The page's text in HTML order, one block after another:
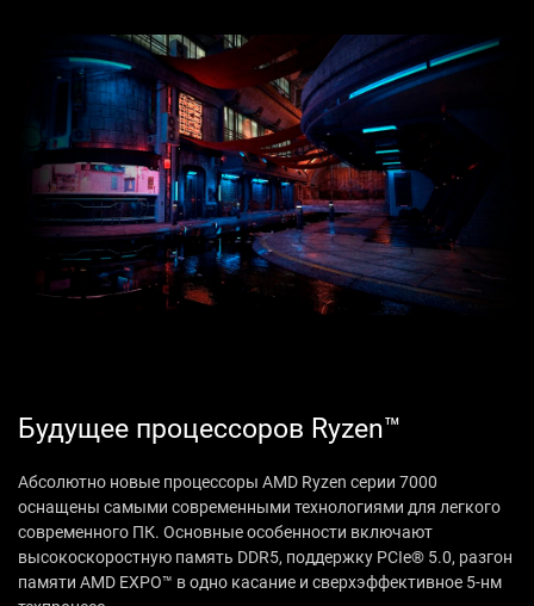
Будущее процессоров Ryzen™
Абсолютно новые процессоры AMD Ryzen серии 7000
оснащены самыми современными технологиями для легкого
современного ПК. Основные особенности включают
высокоскоростную память DDR5, поддержку PCIe® 5.0, разгон
памяти AMD EXPO™ в одно касание и сверхэффективное 5-нм